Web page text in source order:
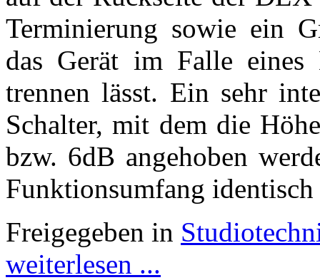
Terminierung sowie ein
das Gerät im Falle eines
trennen lässt. Ein sehr
Schalter, mit dem die
bzw. 6dB angehoben
Funktionsumfang identisch
Freigegeben in
weiterlesen ...